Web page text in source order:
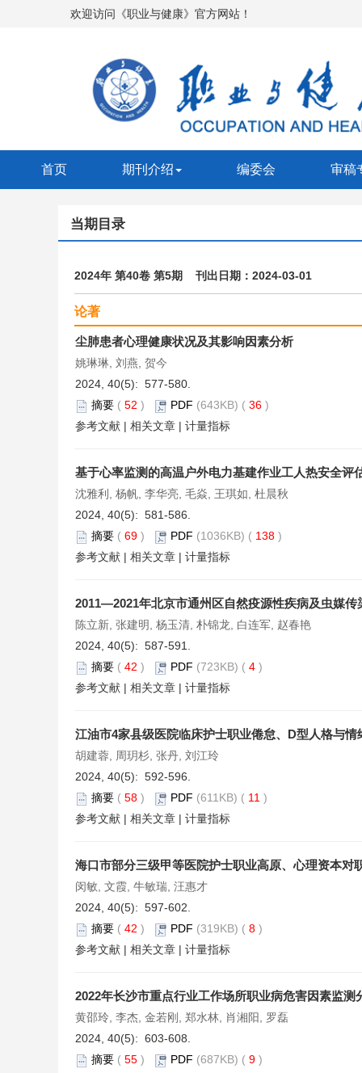
欢迎访问《职业与健康》官方网站！
首页 期刊介绍 编委会 审稿
当期目录
2024年 第40卷 第5期 刊出日期：2024-03-01
论著
尘肺患者心理健康状况及其影响因素分析
姚琳琳, 刘燕, 贺今
2024, 40(5): 577-580.
摘要 ( 52 ) PDF (643KB) ( 36 )
参考文献 | 相关文章 | 计量指标
基于心率监测的高温户外电力基建作业工人热安全评
沈雅利, 杨帆, 李华亮, 毛焱, 王琪如, 杜晨秋
2024, 40(5): 581-586.
摘要 ( 69 ) PDF (1036KB) ( 138 )
参考文献 | 相关文章 | 计量指标
2011—2021年北京市通州区自然疫源性疾病及虫媒传
陈立新, 张建明, 杨玉清, 朴锦龙, 白连军, 赵春艳
2024, 40(5): 587-591.
摘要 ( 42 ) PDF (723KB) ( 4 )
参考文献 | 相关文章 | 计量指标
江油市4家县级医院临床护士职业倦怠、D型人格与情
胡建蓉, 周玥杉, 张丹, 刘江玲
2024, 40(5): 592-596.
摘要 ( 58 ) PDF (611KB) ( 11 )
参考文献 | 相关文章 | 计量指标
海口市部分三级甲等医院护士职业高原、心理资本对
闵敏, 文霞, 牛敏瑞, 汪惠才
2024, 40(5): 597-602.
摘要 ( 42 ) PDF (319KB) ( 8 )
参考文献 | 相关文章 | 计量指标
2022年长沙市重点行业工作场所职业病危害因素监测
黄邵玲, 李杰, 金若刚, 郑水林, 肖湘阳, 罗磊
2024, 40(5): 603-608.
摘要 ( 55 ) PDF (687KB) ( 9 )